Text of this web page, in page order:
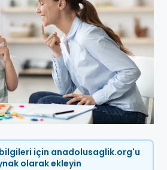
için anadolusaglik.org'u
olarak ekleyin